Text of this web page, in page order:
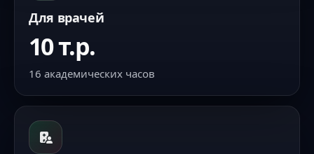
Для врачей
10 т.р.
16 академических часов